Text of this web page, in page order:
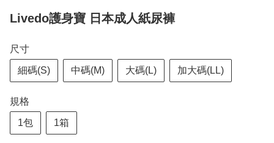
Livedo護身寶 日本成人紙尿褲
尺寸
細碼(S) 中碼(M) 大碼(L) 加大碼(LL)
規格
1包 1箱